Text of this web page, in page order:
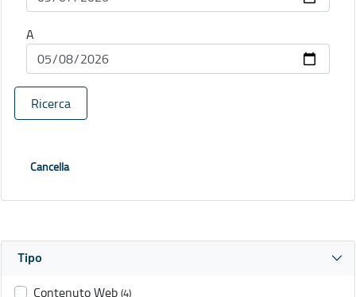
A
Ricerca
Cancella
Tipo
Contenuto Web (4)